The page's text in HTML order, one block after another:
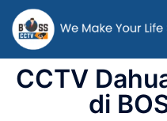
CCTV
di